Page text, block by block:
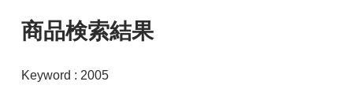
商品検索結果
Keyword : 2005